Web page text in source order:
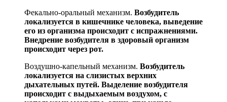
Фекально-оральный механизм. Возбудитель
локализуется в кишечнике человека, выведение
его из организма происходит с испражнениями.
Внедрение возбудителя в здоровый организм
происходит через рот.
Воздушно-капельный механизм. Возбудитель
локализуется на слизистых верхних
дыхательных путей. Выделение возбудителя
происходит с выдыхаемым воздухом, с